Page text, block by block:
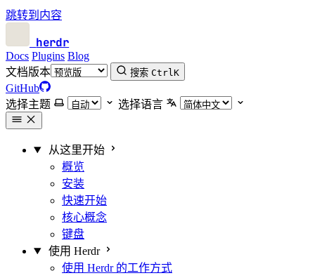
跳转到内容
herdr
Docs Plugins Blog
文档版本
搜索 CtrlK
GitHub
选择主题
选择语言
从这里开始
概览
安装
快速开始
核心概念
键盘
使用 Herdr
使用 Herdr 的工作方式